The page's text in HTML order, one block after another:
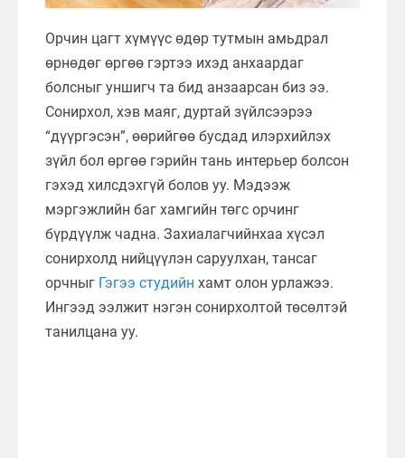
Орчин цагт хүмүүс өдөр тутмын амьдрал
өрнөдөг өргөө гэртээ ихэд анхаардаг
болсныг уншигч та бид анзаарсан биз ээ.
Сонирхол, хэв маяг, дуртай зүйлсээрээ
“дүүргэсэн”, өөрийгөө бусдад илэрхийлэх
зүйл бол өргөө гэрийн тань интерьер болсон
гэхэд хилсдэхгүй болов уу. Мэдээж
мэргэжлийн баг хамгийн төгс орчинг
бүрдүүлж чадна. Захиалагчийнхаа хүсэл
сонирхолд нийцүүлэн саруулхан, тансаг
орчныг Гэгээ студийн хамт олон урлажээ.
Ингээд ээлжит нэгэн сонирхолтой төсөлтэй
танилцана уу.